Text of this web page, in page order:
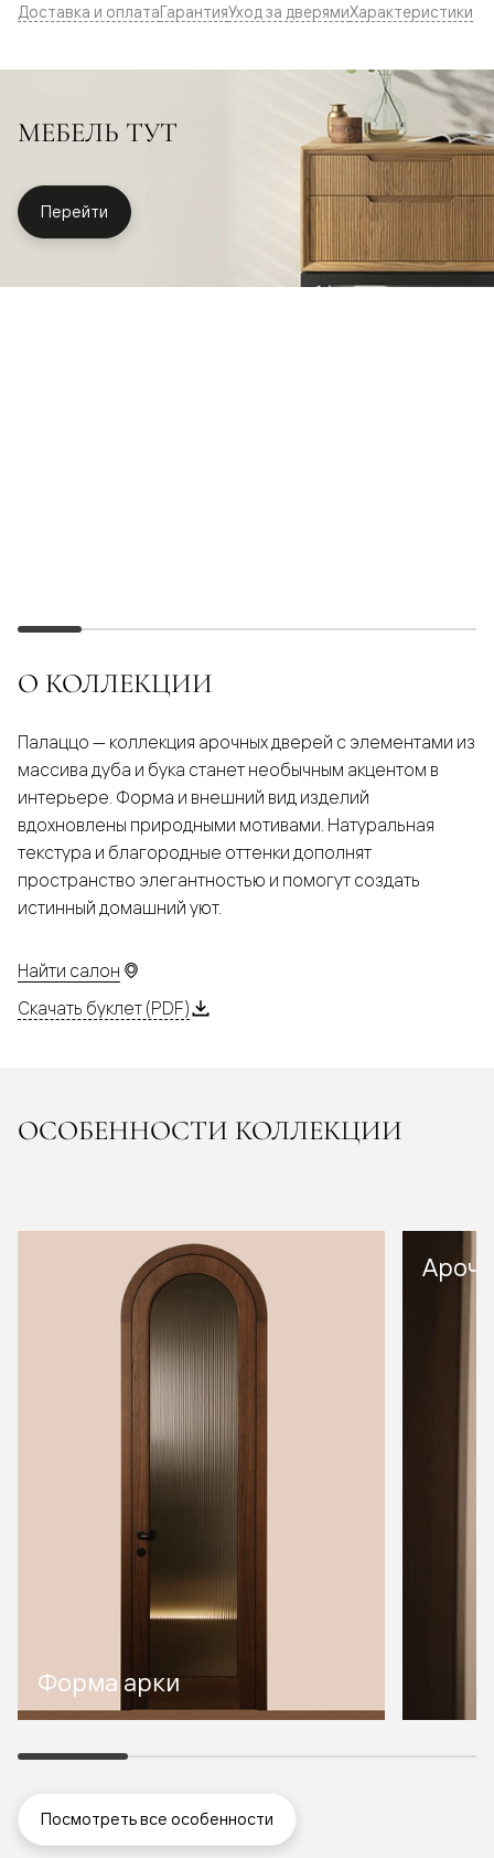
Доставка и оплатаГарантияУход за дверямиХарактеристики
МЕБЕЛЬ ТУТ
Перейти
О КОЛЛЕКЦИИ
Палаццо — коллекция арочных дверей с элементами из
массива дуба и бука станет необычным акцентом в
интерьере. Форма и внешний вид изделий
вдохновлены природными мотивами. Натуральная
текстура и благородные оттенки дополнят
пространство элегантностью и помогут создать
истинный домашний уют.
Найти салон
Скачать буклет (PDF)
ОСОБЕННОСТИ КОЛЛЕКЦИИ
Форма арки
Посмотреть все особенности